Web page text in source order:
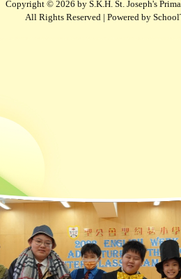
Copyright © 2026 by S.K.H. St. Joseph's
All Rights Reserved | Powered by